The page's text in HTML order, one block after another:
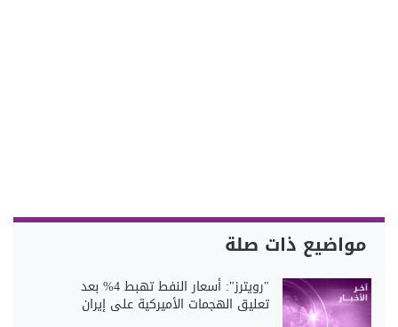
مواضيع ذات صلة
"رويترز": أسعار النفط تهبط 4% بعد
تعليق الهجمات الأميركية على إيران